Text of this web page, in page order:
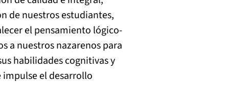
de nuestros estudiantes,
el pensamiento lógico-
a nuestros nazarenos para
habilidades cognitivas y
el desarrollo